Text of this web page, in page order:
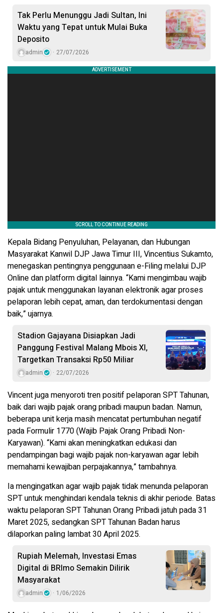
Tak Perlu Menunggu Jadi Sultan, Ini
Waktu yang Tepat untuk Mulai Buka
Deposito
admin 27/07/2026
Kepala Bidang Penyuluhan, Pelayanan, dan Hubungan
Masyarakat Kanwil DJP Jawa Timur III, Vincentius Sukamto,
menegaskan pentingnya penggunaan e-Filing melalui DJP
Online dan platform digital lainnya. “Kami mengimbau wajib
pajak untuk menggunakan layanan elektronik agar proses
pelaporan lebih cepat, aman, dan terdokumentasi dengan
baik,” ujarnya.
Stadion Gajayana Disiapkan Jadi
Panggung Festival Malang Mbois XI,
Targetkan Transaksi Rp50 Miliar
admin 22/07/2026
Vincent juga menyoroti tren positif pelaporan SPT Tahunan,
baik dari wajib pajak orang pribadi maupun badan. Namun,
beberapa unit kerja masih mencatat pertumbuhan negatif
pada Formulir 1770 (Wajib Pajak Orang Pribadi Non-
Karyawan). “Kami akan meningkatkan edukasi dan
pendampingan bagi wajib pajak non-karyawan agar lebih
memahami kewajiban perpajakannya,” tambahnya.
Ia mengingatkan agar wajib pajak tidak menunda pelaporan
SPT untuk menghindari kendala teknis di akhir periode. Batas
waktu pelaporan SPT Tahunan Orang Pribadi jatuh pada 31
Maret 2025, sedangkan SPT Tahunan Badan harus
dilaporkan paling lambat 30 April 2025.
Rupiah Melemah, Investasi Emas
Digital di BRImo Semakin Dilirik
Masyarakat
admin 1/06/2026